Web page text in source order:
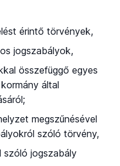
érintő törvények,
jogszabályok,
összefüggő egyes
által
megszűnésével
szóló törvény,
szóló jogszabály